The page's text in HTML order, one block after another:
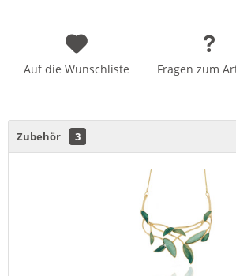
Auf die Wunschliste Fragen zum
Zubehör 3